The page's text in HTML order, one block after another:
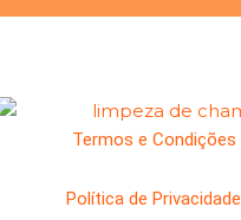
Termos e Condições
Política de Privacidade